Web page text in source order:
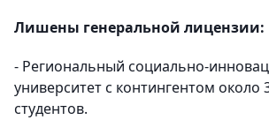
Лишены генеральной лицензии:
- Региональный социально-
университет с контингентом около
студентов.